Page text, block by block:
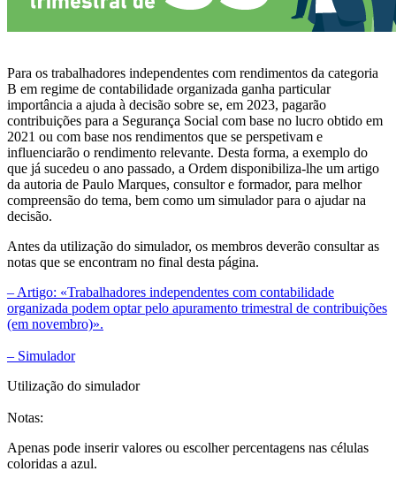
Para os trabalhadores independentes com rendimentos da categoria
B em regime de contabilidade organizada ganha particular
importância a ajuda à decisão sobre se, em 2023, pagarão
contribuições para a Segurança Social com base no lucro obtido em
2021 ou com base nos rendimentos que se perspetivam e
influenciarão o rendimento relevante. Desta forma, a exemplo do
que já sucedeu o ano passado, a Ordem disponibiliza-lhe um artigo
da autoria de Paulo Marques, consultor e formador, para melhor
compreensão do tema, bem como um simulador para o ajudar na
decisão.
Antes da utilização do simulador, os membros deverão consultar as
notas que se encontram no final desta página.
– Artigo: «Trabalhadores independentes com contabilidade
organizada podem optar pelo apuramento trimestral de contribuições
(em novembro)».
– Simulador
Utilização do simulador
Notas:
Apenas pode inserir valores ou escolher percentagens nas células
coloridas a azul.